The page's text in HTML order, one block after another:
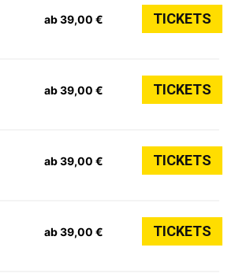
ab 39,00 € TICKETS
ab 39,00 € TICKETS
ab 39,00 € TICKETS
ab 39,00 € TICKETS